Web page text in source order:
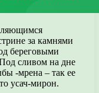
за камнями
береговыми
сливом на дне
-мрена – так ее
усач-мирон.